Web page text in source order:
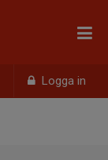
Logga in